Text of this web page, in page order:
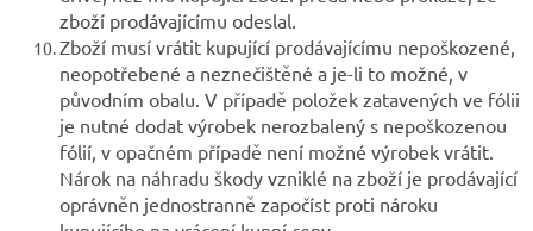
zboží prodávajícímu odeslal.
Zboží musí vrátit kupující prodávajícímu nepoškozené,
neopotřebené a neznečištěné a je-li to možné, v
původním obalu. V případě položek zatavených ve fólii
je nutné dodat výrobek nerozbalený s nepoškozenou
fólií, v opačném případě není možné výrobek vrátit.
Nárok na náhradu škody vzniklé na zboží je prodávající
oprávněn jednostranně započíst proti nároku